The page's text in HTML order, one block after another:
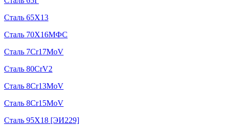
Сталь 65Х13
Сталь 70Х16МФС
Сталь 7Cr17MoV
Сталь 80CrV2
Сталь 8Cr13MoV
Сталь 8Cr15MoV
Сталь 95Х18 [ЭИ229]